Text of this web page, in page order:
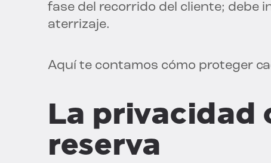
fase del recorrido del cliente; debe
aterrizaje.
Aquí te contamos cómo proteger
La privacidad
reserva